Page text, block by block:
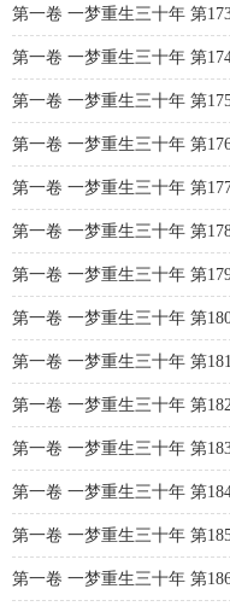
第一卷 一梦重生三十年 第
第一卷 一梦重生三十年 第
第一卷 一梦重生三十年 第
第一卷 一梦重生三十年 第
第一卷 一梦重生三十年 第
第一卷 一梦重生三十年 第
第一卷 一梦重生三十年 第
第一卷 一梦重生三十年 第
第一卷 一梦重生三十年 第
第一卷 一梦重生三十年 第
第一卷 一梦重生三十年 第
第一卷 一梦重生三十年 第
第一卷 一梦重生三十年 第
第一卷 一梦重生三十年 第